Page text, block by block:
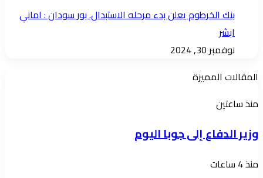
السوداني
على
الأعداء
الخارج،
بنك الخرطوم يعلن بدء مرحله الاستبدال. بور سودان : اماني
ابشر
نوفمبر 30, 2024
المقالات المميزة
وزير
إلى
اليوم
منذ ساعتين
وزير الدفاع إلى جوبا اليوم
يا
منذ 4 ساعات